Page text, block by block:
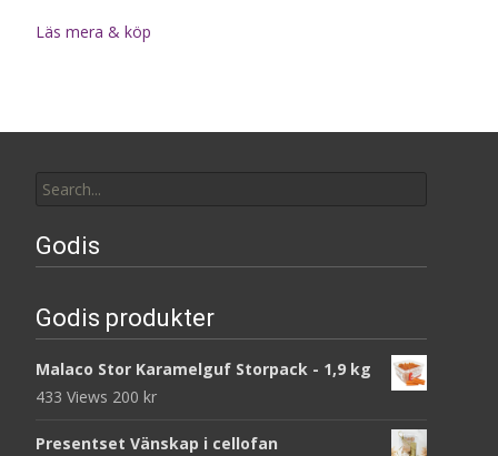
Läs mera & köp
for:
Godis
Godis produkter
Malaco Stor Karamelguf Storpack - 1,9 kg
433 Views 200 kr
Presentset Vänskap i cellofan